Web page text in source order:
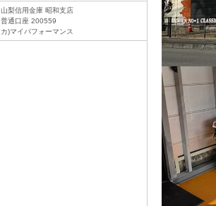
山梨信用金庫 昭和支店
普通口座 200559
カ)マイパフォーマンス